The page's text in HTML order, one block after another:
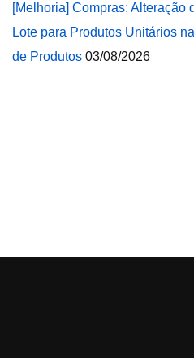
[Melhoria] Compras: Alteração
Lote para Produtos Unitários
de Produtos 03/08/2026